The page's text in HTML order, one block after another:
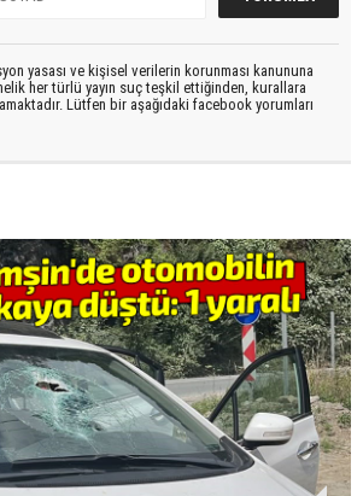
yasası ve kişisel verilerin korunması kanununa
her türlü yayın suç teşkil ettiğinden, kurallara
Lütfen bir aşağıdaki facebook yorumları